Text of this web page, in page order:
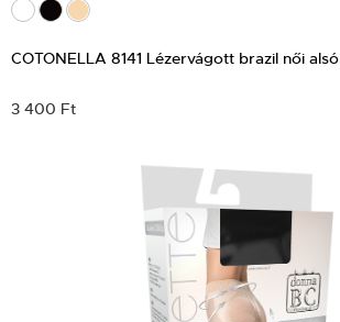
COTONELLA 8141 Lézervágott brazil női alsó
3 400 Ft